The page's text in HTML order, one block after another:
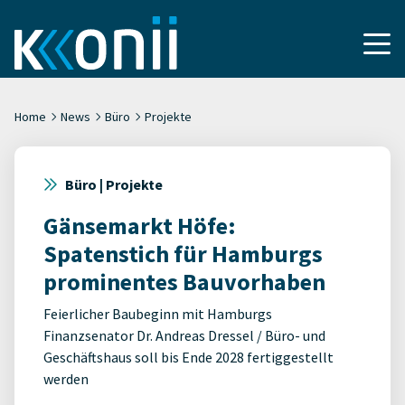
Home News Büro Projekte
Büro | Projekte
Gänsemarkt Höfe:
Spatenstich für Hamburgs
prominentes Bauvorhaben
Feierlicher Baubeginn mit Hamburgs
Finanzsenator Dr. Andreas Dressel / Büro- und
Geschäftshaus soll bis Ende 2028 fertiggestellt
werden